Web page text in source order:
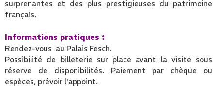
surprenantes et des plus prestigieuses du patrimoine
français.
Informations pratiques :
Rendez-vous au Palais Fesch.
Possibilité de billeterie sur place avant la visite sous
réserve de disponibilités. Paiement par chèque ou
espèces, prévoir l'appoint.